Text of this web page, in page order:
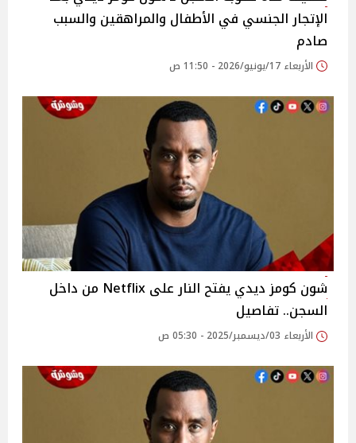
الإتجار الجنسي في الأطفال والمراهقين والسبب
صادم
الأربعاء 17/يونيو/2026 - 11:50 ص
شون كومز ديدي يفتح النار على Netflix من داخل
السجن.. تفاصيل
الأربعاء 03/ديسمبر/2025 - 05:30 ص